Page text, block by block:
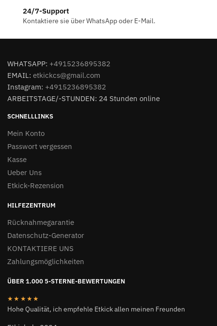
24/7-Support
Kontaktiere sie über WhatsApp oder E-Mail.
WHATSAPP: +4915236895382
EMAIL: etkickcs@gmail.com
Instagram: +4915236895382
ARBEITSTAGE/-STUNDEN: 24 Stunden online
SCHNELLLINKS
Mein Konto
Passwort vergessen
Kasse
Ueber Uns
Etkick-Rezension
HILFEZENTRUM
Rücknahmegarantie
Datenschutz-Generator
KONTAKTIERE UNS
Zahlungsmöglichkeiten
ÜBER 1.000 5-STERNE-BEWERTUNGEN
★★★★★
Hohe Qualität, ich empfehle Etkick allen meinen Freunden